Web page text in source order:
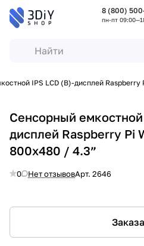
8 (800)
пн-пт
IPS LCD (B)-дисплей
Сенсорный емкостной
дисплей Raspberry Pi
800x480 / 4.3”
0 Нет отзывовАрт. 2646